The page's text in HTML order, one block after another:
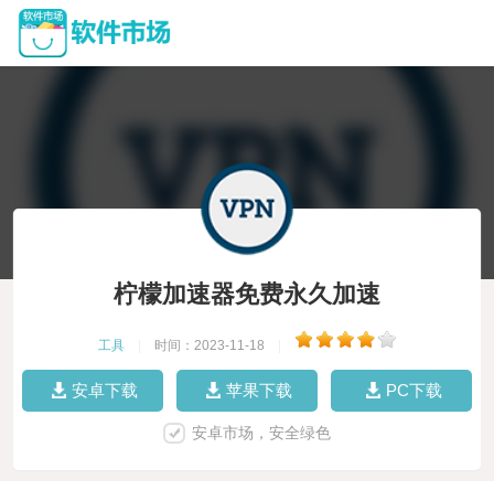
柠檬加速器免费永久加速
工具 时间：2023-11-18
安卓下载 苹果下载 PC下载
安卓市场，安全绿色